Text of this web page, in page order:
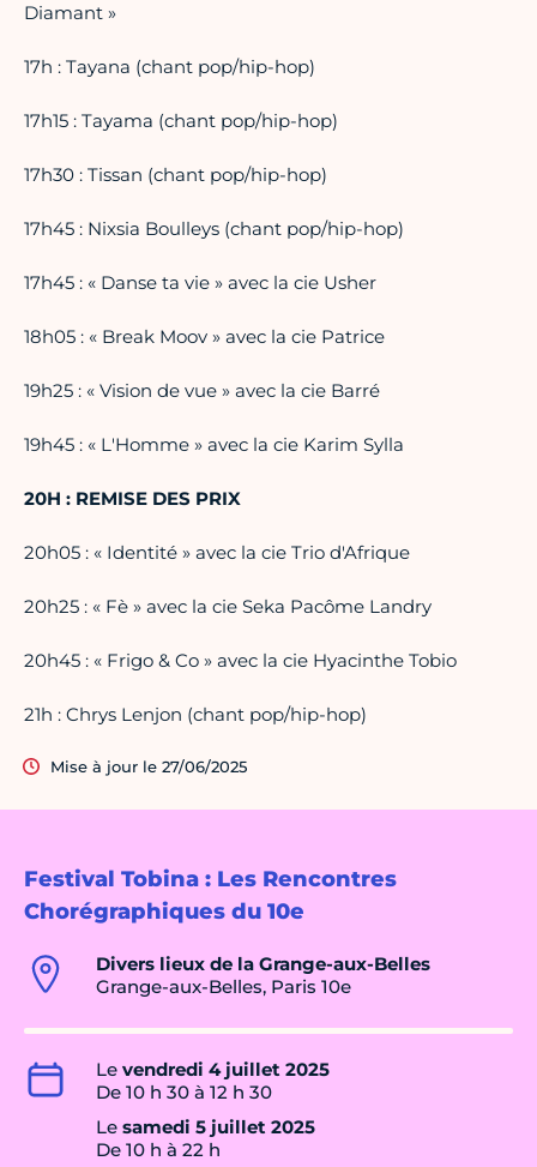
Festival Tobina : Les Rencontres
Chorégraphiques du 10e
Divers lieux de la Grange-aux-Belles
Grange-aux-Belles, Paris 10e
Le vendredi 4 juillet 2025
De 10 h 30 à 12 h 30
Le samedi 5 juillet 2025
De 10 h à 22 h
Diamant »
17h : Tayana (chant pop/hip-hop)
17h15 : Tayama (chant pop/hip-hop)
17h30 : Tissan (chant pop/hip-hop)
17h45 : Nixsia Boulleys (chant pop/hip-hop)
17h45 : « Danse ta vie » avec la cie Usher
18h05 : « Break Moov » avec la cie Patrice
19h25 : « Vision de vue » avec la cie Barré
19h45 : « L'Homme » avec la cie Karim Sylla
20H : REMISE DES PRIX
20h05 : « Identité » avec la cie Trio d'Afrique
20h25 : « Fè » avec la cie Seka Pacôme Landry
20h45 : « Frigo & Co » avec la cie Hyacinthe Tobio
21h : Chrys Lenjon (chant pop/hip-hop)
Mise à jour le 27/06/2025